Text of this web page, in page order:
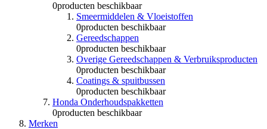
0producten beschikbaar
Smeermiddelen & Vloeistoffen
0producten beschikbaar
Gereedschappen
0producten beschikbaar
Overige Gereedschappen & Verbruiksproducten
0producten beschikbaar
Coatings & spuitbussen
0producten beschikbaar
Honda Onderhoudspakketten
0producten beschikbaar
Merken